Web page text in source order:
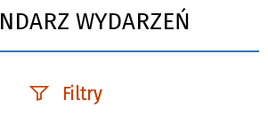
WYDARZEŃ
Filtry